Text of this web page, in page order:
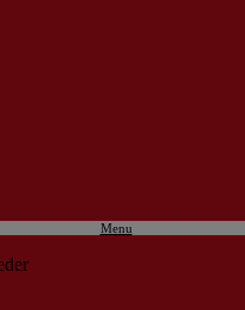
Menu